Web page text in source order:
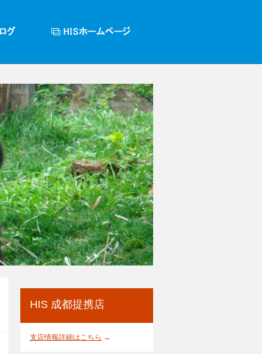
HIS 成都提携店
支店情報詳細はこちら →